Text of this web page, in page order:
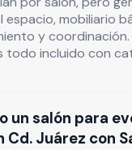
espacio, mobiliario
y
todo incluido con
un salón para
Juárez con